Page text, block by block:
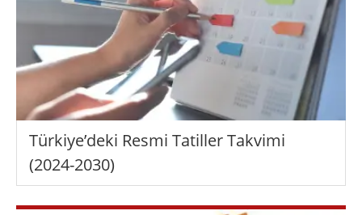
Türkiye’deki Resmi Tatiller Takvimi
(2024-2030)